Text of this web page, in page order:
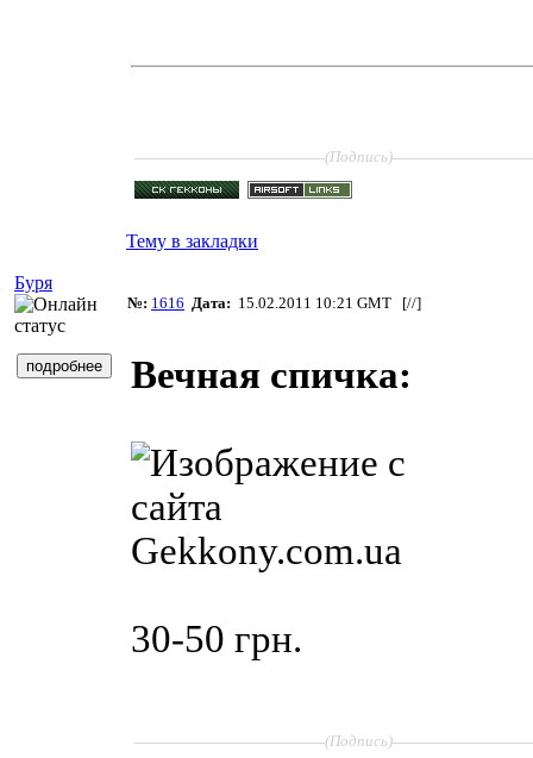
(Подпись)
Тему в закладки
Буря
№: 1616 Дата: 15.02.2011 10:21 GMT [//]
Вечная спичка:
30-50 грн.
(Подпись)